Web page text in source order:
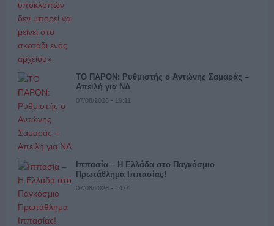
ΤΟ ΠΑΡΟΝ: Ρυθμιστής ο Αντώνης Σαμαράς –
Απειλή για ΝΔ
07/08/2026 - 19:11
Ιππασία – Η Ελλάδα στο Παγκόσμιο
Πρωτάθλημα Ιππασίας!
07/08/2026 - 14:01